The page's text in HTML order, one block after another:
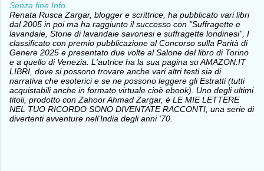
Senza fine.Info
Renata Rusca Zargar, blogger e scrittrice, ha pubblicato vari libri
dal 2005 in poi ma ha raggiunto il successo con "Suffragette e
lavandaie, Storie di lavandaie savonesi e suffragette londinesi", I
classificato con premio pubblicazione al Concorso sulla Parità di
Genere 2025 e presentato due volte al Salone del libro di Torino
e a quello di Venezia. L'autrice ha la sua pagina su AMAZON.IT
LIBRI, dove si possono trovare anche vari altri testi sia di
narrativa che esoterici e se ne possono leggere gli Estratti (tutti
acquistabili anche in formato virtuale cioè ebook). Uno degli ultimi
titoli, prodotto con Zahoor Ahmad Zargar, è LE MIE LETTERE
NEL TUO RICORDO SONO DIVENTATE RACCONTI, una serie di
divertenti avventure nell’India degli anni ‘70.